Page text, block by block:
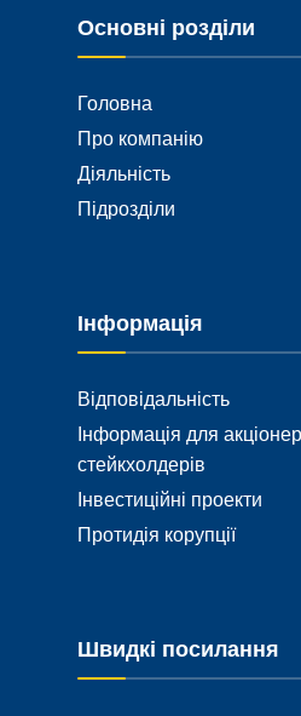
Основні розділи
Головна
Про компанію
Діяльність
Підрозділи
Інформація
Відповідальність
Інформація для
стейкхолдерів
Інвестиційні проекти
Протидія корупції
Швидкі посилання